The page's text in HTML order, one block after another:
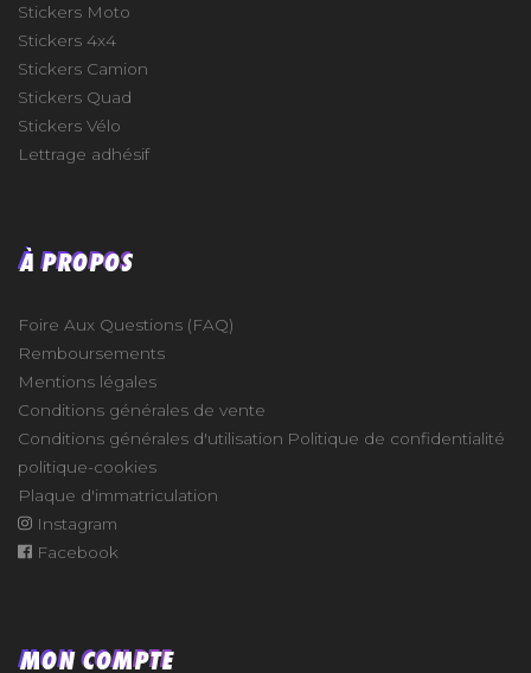
Stickers Moto
Stickers 4x4
Stickers Camion
Stickers Quad
Stickers Vélo
Lettrage adhésif
À PROPOS
Foire Aux Questions (FAQ)
Remboursements
Mentions légales
Conditions générales de vente
Conditions générales d'utilisation Politique de confidentialité
politique-cookies
Plaque d'immatriculation
Instagram
Facebook
MON COMPTE